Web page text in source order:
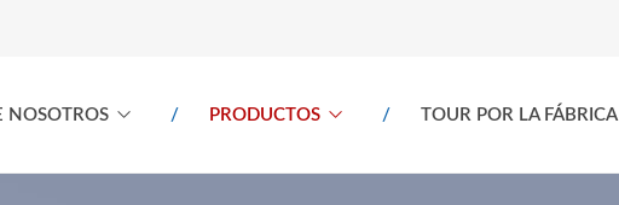
NOSOTROS PRODUCTOS TOUR POR LA FÁBRICA